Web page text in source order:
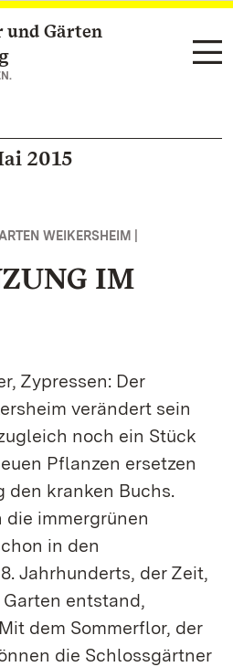
und Gärten
2015
WEIKERSHEIM |
IM
Zypressen: Der
verändert sein
noch ein Stück
Pflanzen ersetzen
kranken Buchs.
immergrünen
in den
Jahrhunderts, der Zeit,
entstand,
dem Sommerflor, der
die Schlossgärtner